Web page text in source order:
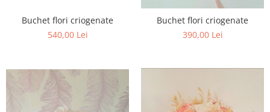
Buchet flori criogenate
540,00 Lei
Buchet flori criogenate
390,00 Lei